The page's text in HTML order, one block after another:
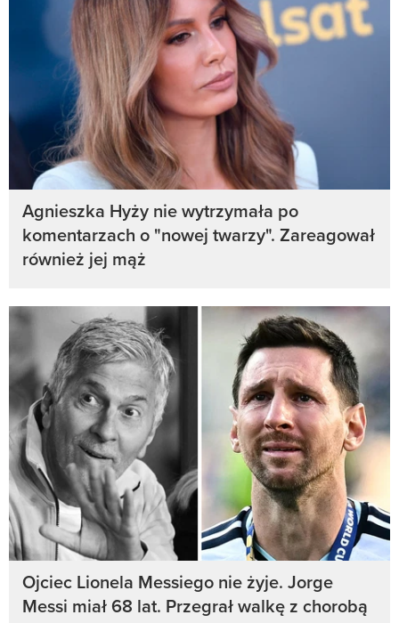
Agnieszka Hyży nie wytrzymała po
komentarzach o "nowej twarzy". Zareagował
również jej mąż
Ojciec Lionela Messiego nie żyje. Jorge
Messi miał 68 lat. Przegrał walkę z chorobą